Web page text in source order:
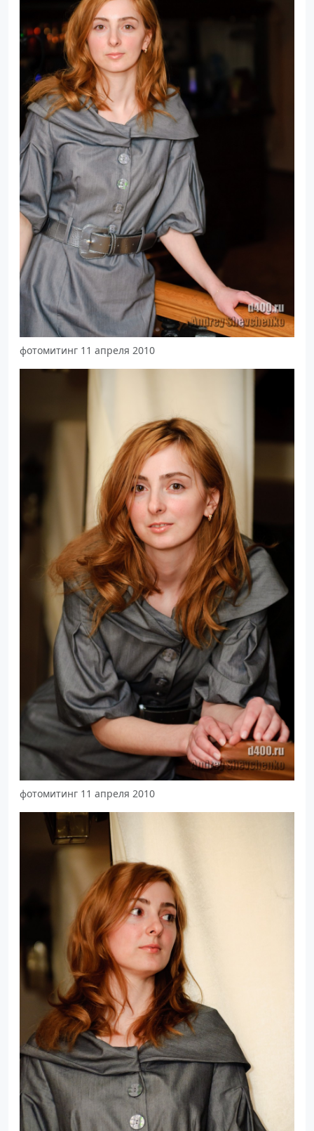
фотомитинг 11 апреля 2010
фотомитинг 11 апреля 2010